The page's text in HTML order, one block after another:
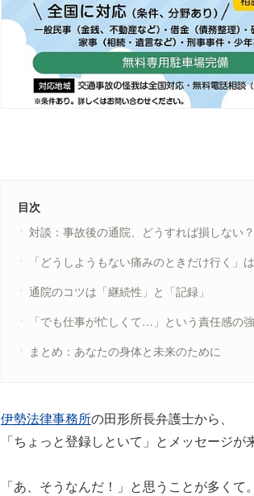
目次
対談：事故後の通院、どうすれば損しない？
「どうしようもない痛みのときだけ行く」
通院のコツは「継続性」と「記録」
「でも仕事が忙しくて…」という責任感の
まとめ：あなたの身体と未来のために
伊勢法律事務所の田形所長弁護士から、
「ちょっと登録しといて」とメッセージが
「あ、そうなんだ！」と思うことが多くて。